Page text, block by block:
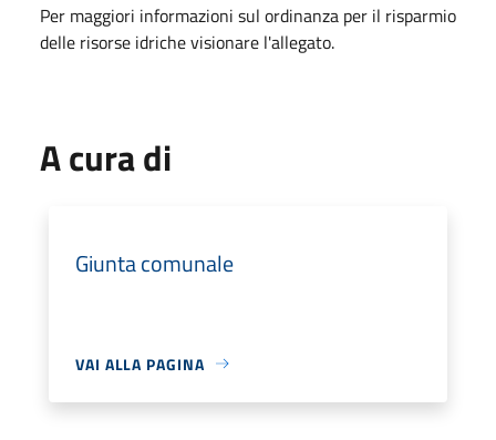
Per maggiori informazioni sul ordinanza per il risparmio
delle risorse idriche visionare l'allegato.
A cura di
Giunta comunale
VAI ALLA PAGINA